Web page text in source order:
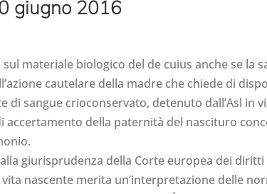
giugno 2016
materiale biologico del de cuius anche se la
cautelare della madre che chiede di
di sangue crioconservato, detenuto dall’Asl in
accertamento della paternità del nascituro
giurisprudenza della Corte europea dei diritti
nascente merita un’interpretazione delle